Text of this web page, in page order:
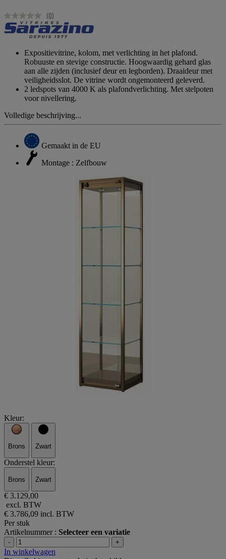
Geen
scorewaarde.
Dezelfde
(0)
Expositievitrine, kolom, met verlichting in het plafond.
Robuuste en stevige constructie. Hoogwaardig gehard glas
aan alle zijden (inclusief deur en legborden). Draaideur met
veiligheidsslot. De vitrine wordt ongemonteerd geleverd.
2 ledspots van 4000 K als plafondverlichting. Met stelpoten
voor nivellering.
Volledige beschrijving...
Gemaakt in de EU
Montage : Zelfbouw
Kleur:
Brons Zwart
Onderstel kleur:
Brons Zwart
€ 3.129,00
excl. BTW
€ 3.786,09 incl. BTW
Per stuk
Artikelnummer : Selecteer een variatie
- +
In winkelwagen